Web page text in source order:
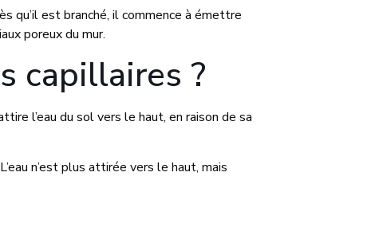
qu’il est branché, il commence à émettre
poreux du mur.
capillaires ?
l’eau du sol vers le haut, en raison de sa
n’est plus attirée vers le haut, mais